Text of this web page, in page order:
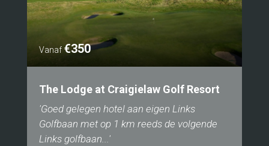
Vanaf€350
The Lodge at Craigielaw Golf Resort
'Goed gelegen hotel aan eigen Links
Golfbaan met op 1 km reeds de volgende
Links golfbaan...'